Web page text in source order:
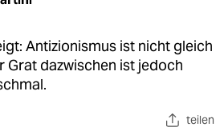
Antizionismus ist nicht gleich
Grat dazwischen ist jedoch
teilen